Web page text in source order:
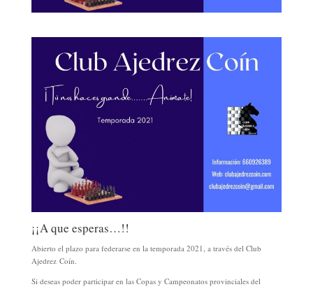
¡¡A que esperas…!!
Abierto el plazo para federarse en la temporada 2021, a través del Club
Ajedrez Coín.
Si deseas poder participar en las Copas y Campeonatos provinciales del